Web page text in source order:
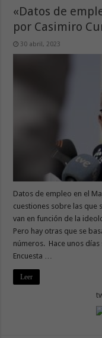
«Datos de
por Casimiro
30 abril, 2023
Datos de empleo en el
cuestiones sobre las que
van en función de la
Pero hay otras que se
números. Hace unos
Encuesta …
Leer